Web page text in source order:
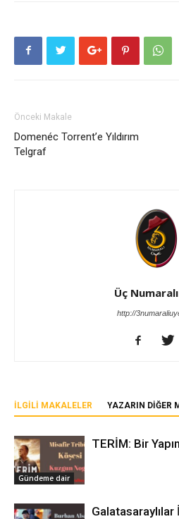
Önceki Makale
Domenéc Torrent’e Yıldırım
Telgraf
Üç
http://
İLGILI MAKALELER YAZARIN DIĞER
Gündeme dair
TERİM: Bir
Galatasaraylılar